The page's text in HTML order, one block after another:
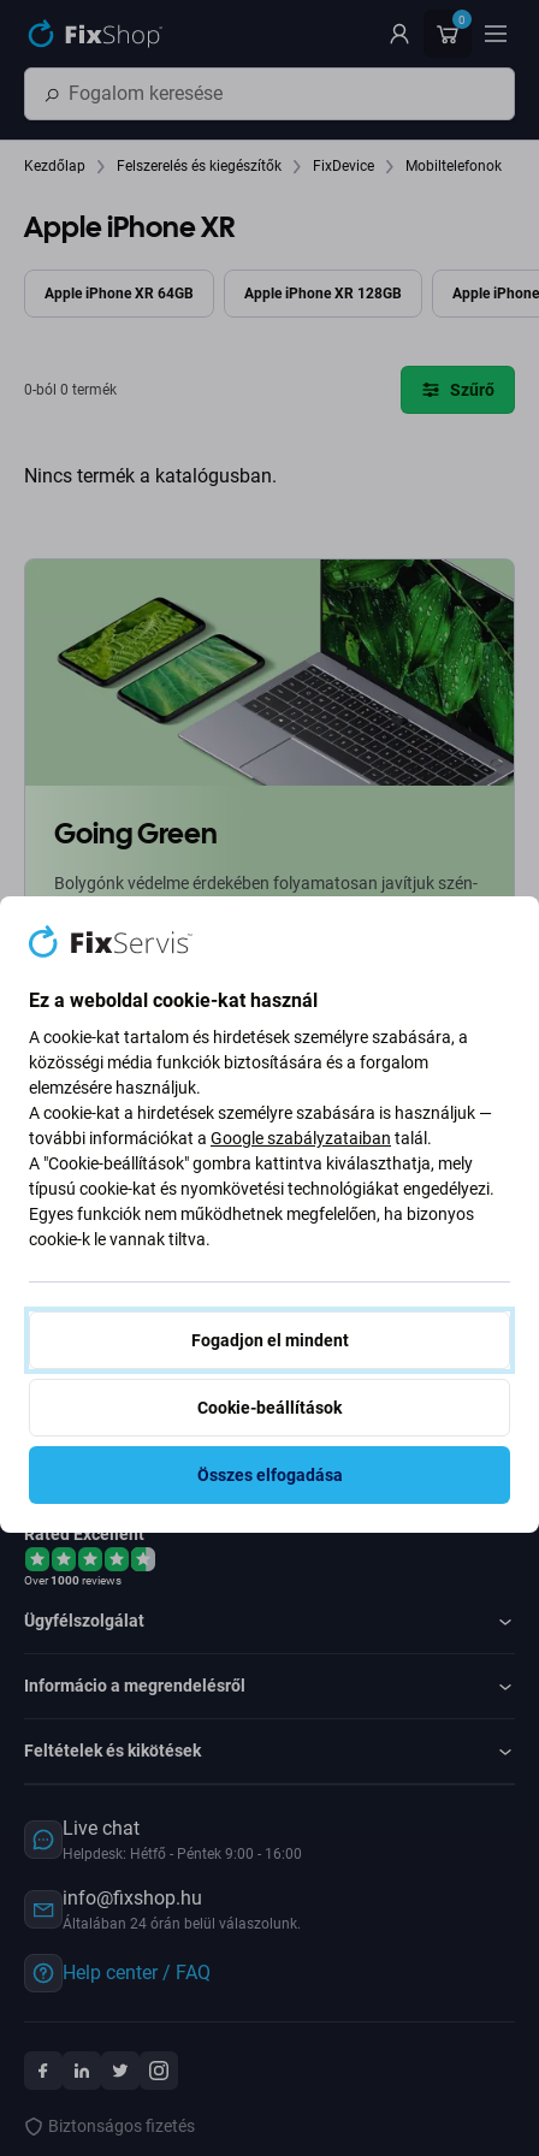
0
Kezdőlap Felszerelés és kiegészítők FixDevice Mobiltelefonok
Apple iPhone XR
Apple iPhone XR 64GB Apple iPhone XR 128GB Apple
0-ból 0 termék Szűrő
Nincs termék a katalógusban.
Going Green
Bolygónk védelme érdekében folyamatosan javítjuk szén-
alakítjuk át folyamatainkat a szénlábnyomunk
csökkentése érdekében.
További információ
Newsletter Fix
Iratkozzon fel, hogy rendszeresen tájékoztatást kapjon az
ajánlatunkról szóló kedvezményekről és hírekről. Ugyanakkor
ennek az űrlapnak a benyújtásával megerősítem, hogy több mint
16 éves vagyok
Feliratkozás
Egyetértek azzal, hogy híreket kapjak
Rated Excellent
Over1000reviews
Ügyfélszolgálat
Informácio a megrendelésről
Feltételek és kikötések
Live chat
Helpdesk: Hétfő - Péntek 9:00 - 16:00
info@fixshop.hu
Általában 24 órán belül válaszolunk.
Help center / FAQ
Biztonságos fizetés
Ez a weboldal cookie-kat használ
A cookie-kat tartalom és hirdetések személyre szabására, a
közösségi média funkciók biztosítására és a forgalom
elemzésére használjuk.
A cookie-kat a hirdetések személyre szabására is használjuk —
további információkat a Google szabályzataiban talál.
A "Cookie-beállítások" gombra kattintva kiválaszthatja, mely
típusú cookie-kat és nyomkövetési technológiákat engedélyezi.
Egyes funkciók nem működhetnek megfelelően, ha bizonyos
cookie-k le vannak tiltva.
Fogadjon el mindent
Cookie-beállítások
Összes elfogadása